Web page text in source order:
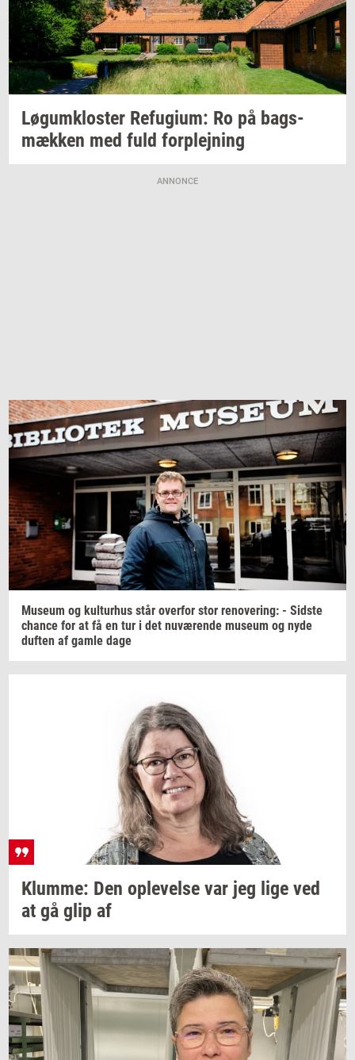
Løgum­klo­ster Re­fu­gi­um: Ro på bags­
mæk­ken med fuld for­plej­ning
ANNONCE
Mu­se­um og kul­tur­hus står over­for stor renove­ring: - Sid­ste
chan­ce for at få en tur i det nu­væ­ren­de mu­se­um og nyde
duf­ten af gamle dage
Klum­me: Den op­le­vel­se var jeg lige ved
at gå glip af